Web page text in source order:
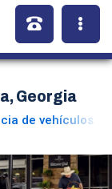
Georgia
de vehículos